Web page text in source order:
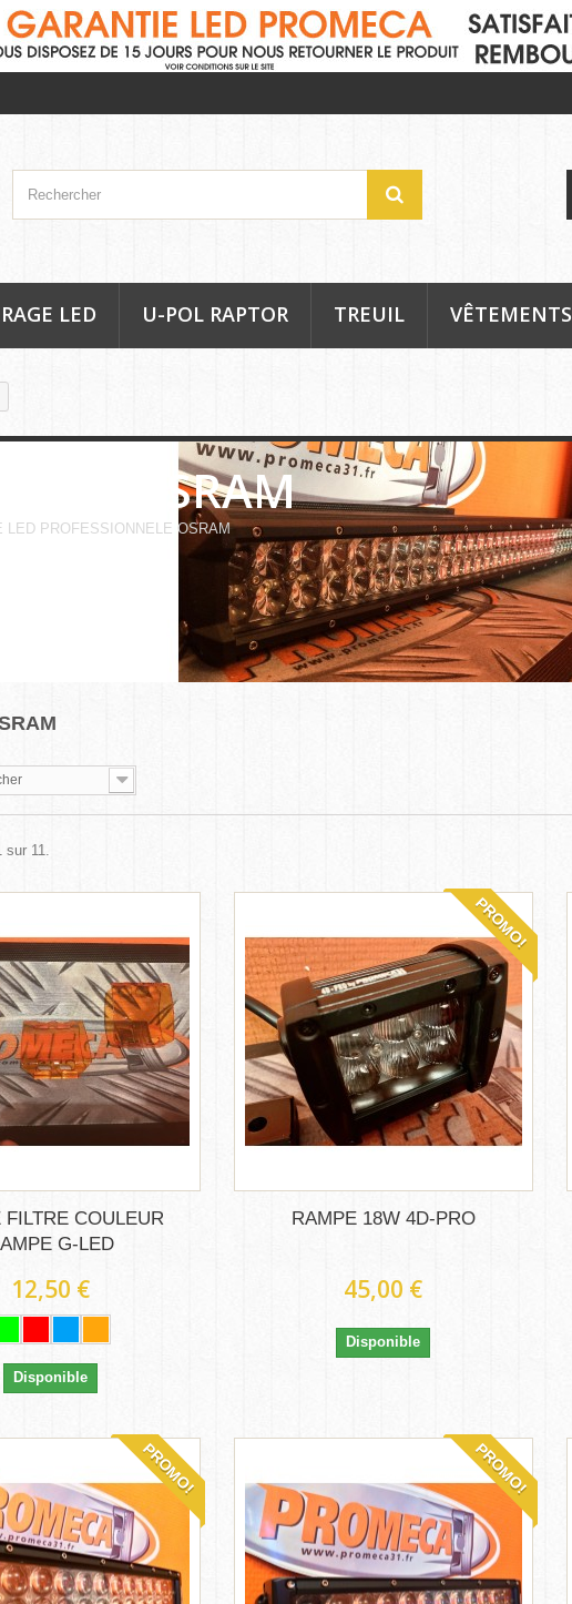
LED U-POL RAPTOR TREUIL VÊTEMENTS
PRO OSRAM
LED PROFESSIONNELE OSRAM
11.
FILTRE COULEUR
G-LED
12,50 €
Disponible
PROMO!
RAMPE 18W 4D-PRO
45,00 €
Disponible
PROMO! PROMO!